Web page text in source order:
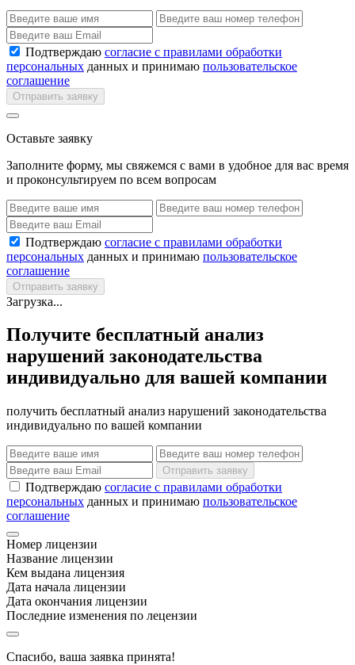
Подтверждаю согласие с правилами обработки
персональных данных и принимаю пользовательское
соглашение
Отправить заявку
Оставьте заявку
Заполните форму, мы свяжемся с вами в удобное для вас время
и проконсультируем по всем вопросам
Подтверждаю согласие с правилами обработки
персональных данных и принимаю пользовательское
соглашение
Отправить заявку
Загрузка...
Получите бесплатный анализ
нарушений законодательства
индивидуально для вашей компании
получить бесплатный анализ нарушений законодательства
индивидуально по вашей компании
Отправить заявку
Подтверждаю согласие с правилами обработки
персональных данных и принимаю пользовательское
соглашение
Номер лицензии
Название лицензии
Кем выдана лицензия
Дата начала лицензии
Дата окончания лицензии
Последние изменения по лецензии
Спасибо, ваша заявка принята!